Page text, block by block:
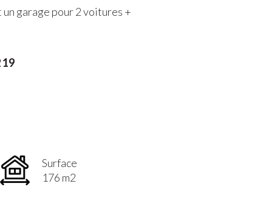
garage pour 2 voitures +
19
Surface
176 m2